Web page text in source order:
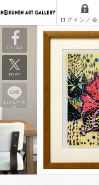
いいね!
POST
LINEで送
る